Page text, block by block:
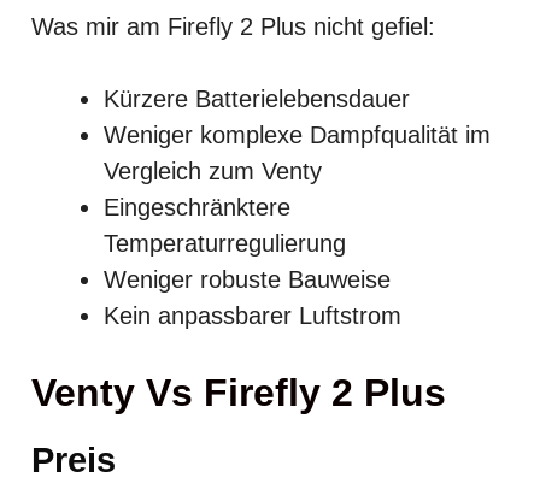
Was mir am Firefly 2 Plus nicht gefiel:
Kürzere Batterielebensdauer
Weniger komplexe Dampfqualität im
Vergleich zum Venty
Eingeschränktere
Temperaturregulierung
Weniger robuste Bauweise
Kein anpassbarer Luftstrom
Venty Vs Firefly 2 Plus
Preis